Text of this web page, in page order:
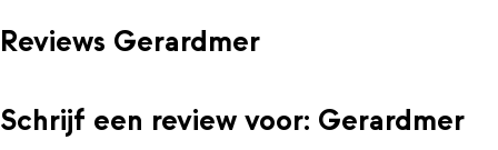
Reviews Gerardmer
Schrijf een review voor: Gerardmer